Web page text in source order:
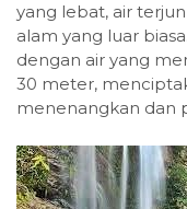
yang lebat, air
alam yang luar
dengan air yang
30 meter,
menenangkan dan